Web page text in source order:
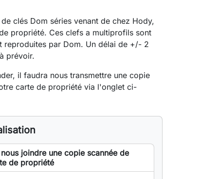
clés Dom séries venant de chez Hody,
propriété. Ces clefs a multiprofils sont
reproduites par Dom. Un délai de +/- 2
prévoir.
il faudra nous transmettre une copie
carte de propriété via l'onglet ci-
joindre une copie scannée de
de propriété